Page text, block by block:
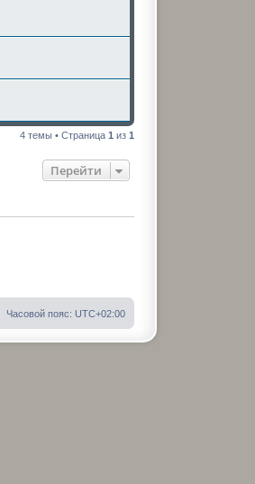
4 темы • Страница 1 из 1
Перейти
Часовой пояс: UTC+02:00